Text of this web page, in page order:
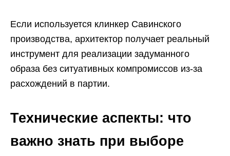
Если используется клинкер Савинского
производства, архитектор получает реальный
инструмент для реализации задуманного
образа без ситуативных компромиссов из‑за
расхождений в партии.
Технические аспекты: что
важно знать при выборе